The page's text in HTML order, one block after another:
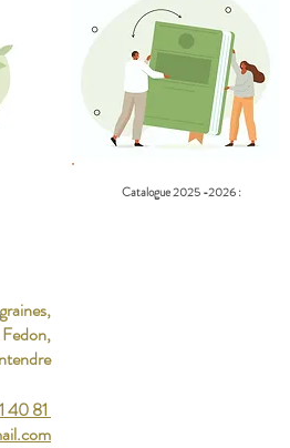
Catalogue 2025 -2026 :
40 81